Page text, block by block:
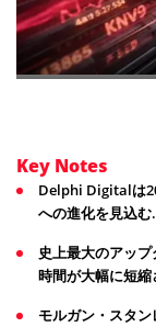
Key Notes
Delphi Digitalは
への進化を見込む.
史上最大のアッ
時間が大幅に短
モルガン・スタ